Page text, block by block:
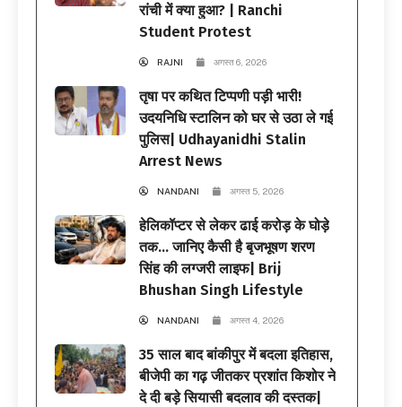
रांची में क्या हुआ? | Ranchi
Student Protest
RAJNI अगस्त 6, 2026
तृषा पर कथित टिप्पणी पड़ी भारी!
उदयनिधि स्टालिन को घर से उठा ले गई
पुलिस| Udhayanidhi Stalin
Arrest News
NANDANI अगस्त 5, 2026
हेलिकॉप्टर से लेकर ढाई करोड़ के घोड़े
तक… जानिए कैसी है बृजभूषण शरण
सिंह की लग्जरी लाइफ| Brij
Bhushan Singh Lifestyle
NANDANI अगस्त 4, 2026
35 साल बाद बांकीपुर में बदला इतिहास,
बीजेपी का गढ़ जीतकर प्रशांत किशोर ने
दे दी बड़े सियासी बदलाव की दस्तक|